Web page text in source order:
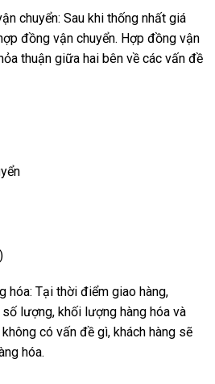
chuyển: Sau khi thống nhất giá
đồng vận chuyển. Hợp đồng vận
thuận giữa hai bên về các vấn đề
hóa: Tại thời điểm giao hàng,
lượng, khối lượng hàng hóa và
có vấn đề gì, khách hàng sẽ
hóa.